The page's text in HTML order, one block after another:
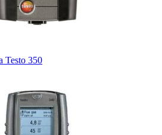
Testo 350